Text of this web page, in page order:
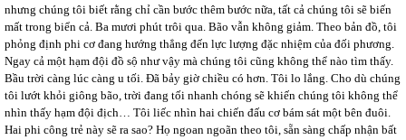
nhưng chúng tôi biết rằng chỉ cần bước thêm bước nữa, tất cả chúng tôi sẽ biến
mất trong biển cả. Ba mươi phút trôi qua. Bão vẫn không giảm. Theo bản đồ, tôi
phỏng định phi cơ đang hướng thẳng đến lực lượng đặc nhiệm của đối phương.
Ngay cả một hạm đội đồ sộ như vậy mà chúng tôi cũng không thể nào tìm thấy.
Bầu trời càng lúc càng u tối. Đã bảy giờ chiều có hơn. Tôi lo lắng. Cho dù chúng
tôi lướt khỏi giông bão, trời đang tối nhanh chóng sẽ khiến chúng tôi không thể
nhìn thấy hạm đội địch… Tôi liếc nhìn hai chiến đấu cơ bám sát một bên đuôi.
Hai phi công trẻ này sẽ ra sao? Họ ngoan ngoãn theo tôi, sẵn sàng chấp nhận bất